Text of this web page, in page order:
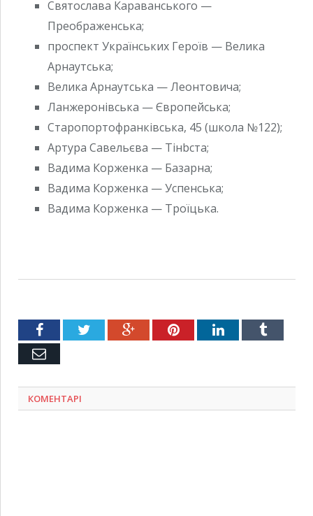
Святослава Караванського —
Преображенська;
проспект Українських Героїв — Велика
Арнаутська;
Велика Арнаутська — Леонтовича;
Ланжеронівська — Європейська;
Старопортофранківська, 45 (школа №122);
Артура Савельєва — Тінbста;
Вадима Корженка — Базарна;
Вадима Корженка — Успенська;
Вадима Корженка — Троїцька.
FacebookTwitter Google+PinterestLinkedInTumblr
Емейл
КОМЕНТАРІ